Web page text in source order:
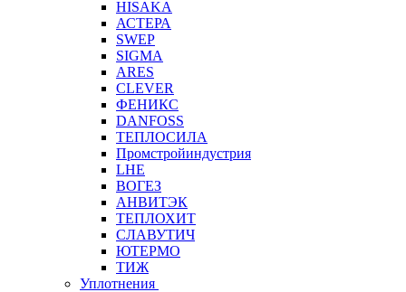
HISAKA
АСТЕРА
SWEP
SIGMA
ARES
CLEVER
ФЕНИКС
DANFOSS
ТЕПЛОСИЛА
Промстройиндустрия
LHE
ВОГЕЗ
АНВИТЭК
ТЕПЛОХИТ
СЛАВУТИЧ
ЮТЕРМО
ТИЖ
Уплотнения